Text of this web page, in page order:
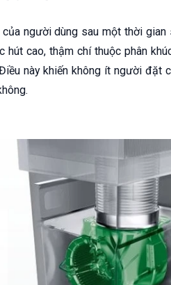
người dùng sau một thời gian
cao, thậm chí thuộc phân
này khiến không ít người đặt